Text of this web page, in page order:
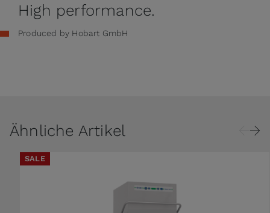
High performance.
Produced by Hobart GmbH
Ähnliche Artikel
SALE